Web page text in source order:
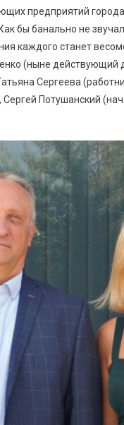
предприятий
бы банально не
каждого станет
(ныне действующий
Сергеева
Сергей Потушанский